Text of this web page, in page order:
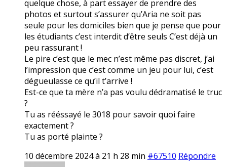
quelque chose, à part essayer de prendre des
photos et surtout s’assurer qu’Aria ne soit pas
seule pour les domiciles bien que je pense que pour
les étudiants c’est interdit d’être seuls C’est déjà un
peu rassurant !
Le pire c’est que le mec n’est même pas discret, j’ai
l’impression que c’est comme un jeu pour lui, c’est
dégueulasse ce qu’il t’arrive !
Est-ce que ta mère n’a pas voulu dédramatisé le truc
?
Tu as rééssayé le 3018 pour savoir quoi faire
exactement ?
Tu as porté plainte ?
10 décembre 2024 à 21 h 28 min #67510 Répondre